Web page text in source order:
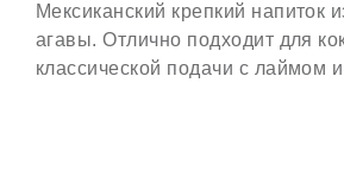
Мексиканский крепкий напиток
агавы. Отлично подходит для
классической подачи с лаймом